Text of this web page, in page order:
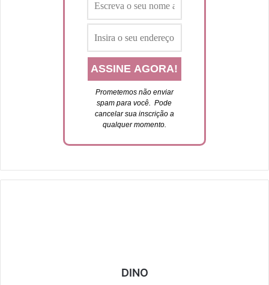
Prometemos não enviar
spam para você. Pode
cancelar sua inscrição a
qualquer momento.
DINO